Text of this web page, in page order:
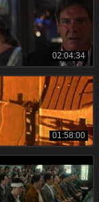
02:04:34
01:58:00